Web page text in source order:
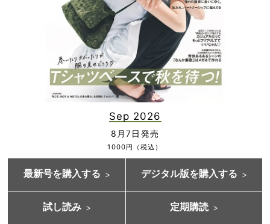
Sep 2026
8月7日発売
1000円（税込）
最新号を購入する デジタル版を購入する
試し読み 定期購読